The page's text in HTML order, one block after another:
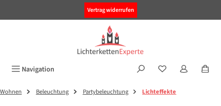
Vertrag widerrufen
Navigation
Wohnen Beleuchtung Partybeleuchtung Lichteffekte